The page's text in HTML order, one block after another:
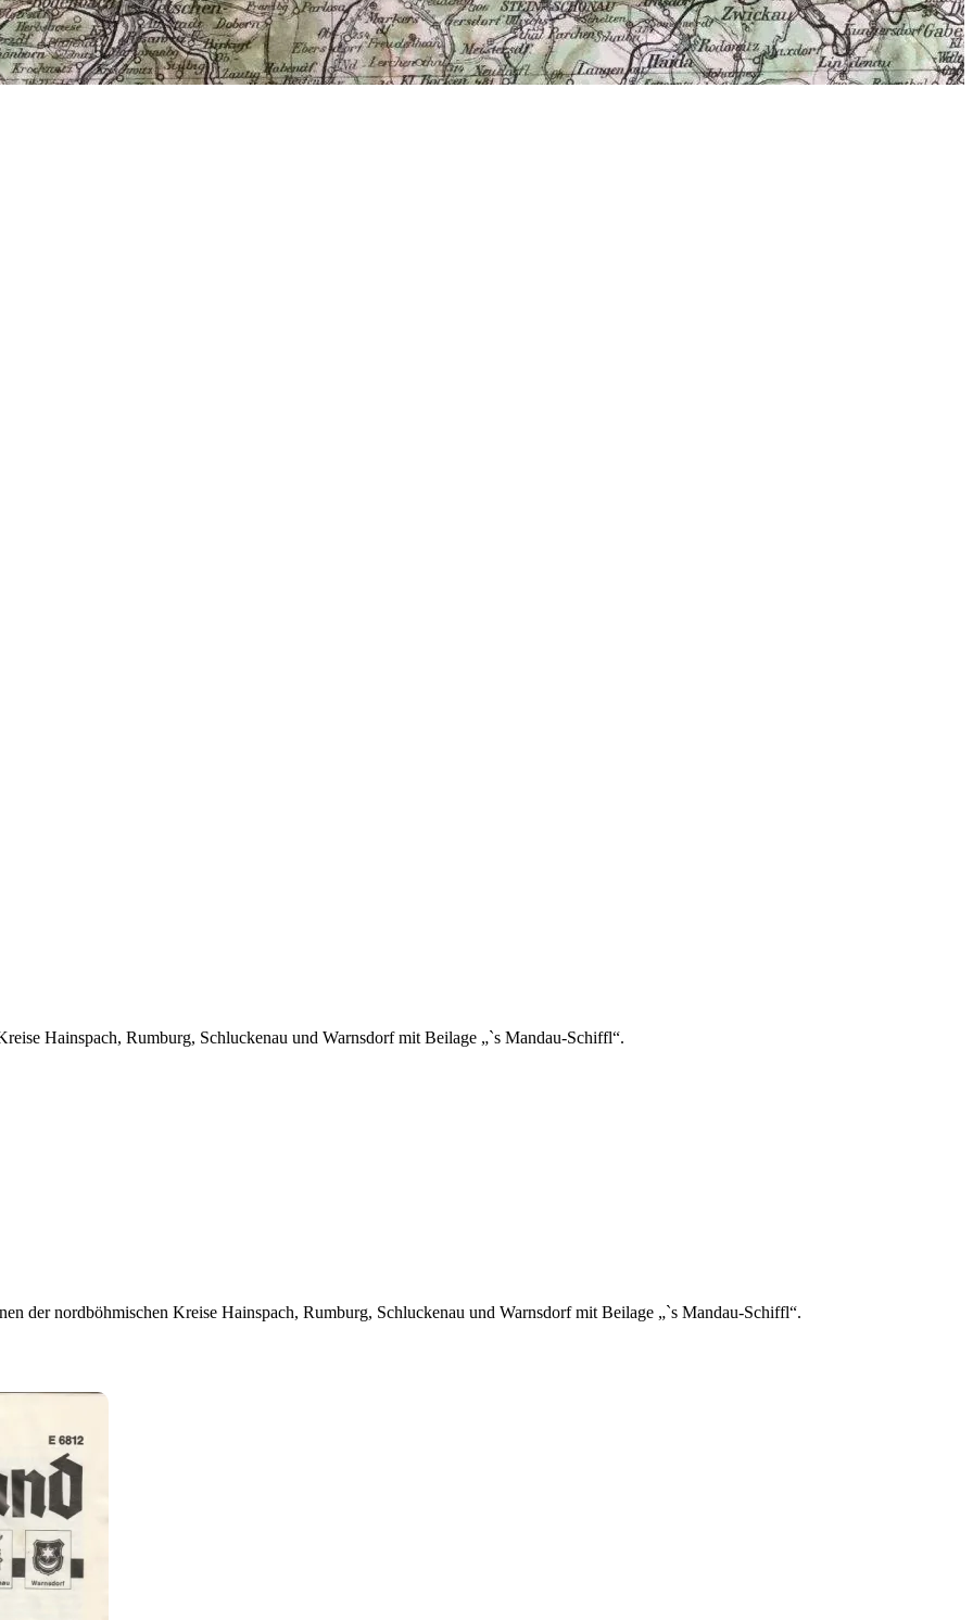
Hainspach, Rumburg, Schluckenau und Warnsdorf mit Beilage „`s Mandau-Schiffl“.
der nordböhmischen Kreise Hainspach, Rumburg, Schluckenau und Warnsdorf mit Beilage „`s Mandau-Schiffl“.